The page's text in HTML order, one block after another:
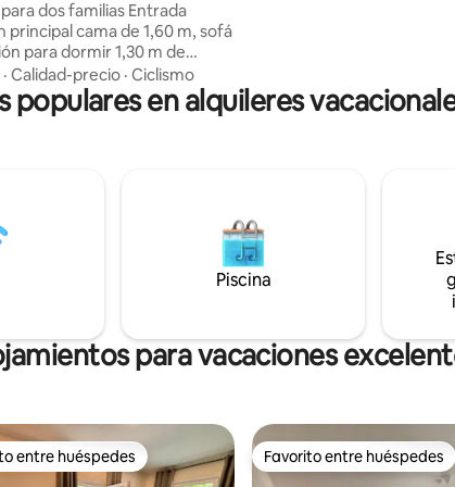
dos familias Entrada
principal cama de 1,60 m, sofá
para dormir 1,30 m de
de comedor diseñada
totalmente
de primera
con cerradura) el.
enrollables habitación principal
en todas las
· Calidad-precio · Ciclismo
populares en alquileres
Piscina
para vacaciones
huéspedes preferido
entre huéspedes Favorito entre huéspedes
Favorito entre huéspedes